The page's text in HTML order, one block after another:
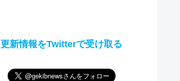
更新情報をTwitterで受け取る